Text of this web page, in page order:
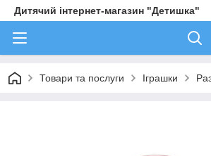
Дитячий інтернет-магазин "Детишка"
Товари та послуги Іграшки